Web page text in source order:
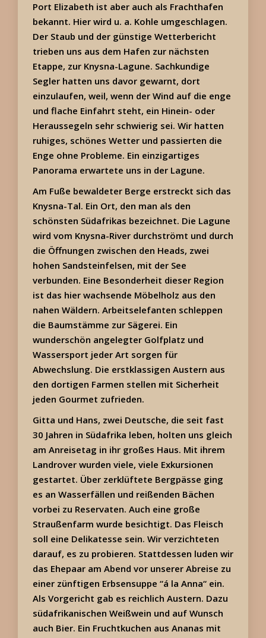
Port Elizabeth ist aber auch als Frachthafen
bekannt. Hier wird u. a. Kohle umgeschlagen.
Der Staub und der günstige Wetterbericht
trieben uns aus dem Hafen zur nächsten
Etappe, zur Knysna-Lagune. Sachkundige
Segler hatten uns davor gewarnt, dort
einzulaufen, weil, wenn der Wind auf die enge
und flache Einfahrt steht, ein Hinein- oder
Heraussegeln sehr schwierig sei. Wir hatten
ruhiges, schönes Wetter und passierten die
Enge ohne Probleme. Ein einzigartiges
Panorama erwartete uns in der Lagune.
Am Fuße bewaldeter Berge erstreckt sich das
Knysna-Tal. Ein Ort, den man als den
schönsten Südafrikas bezeichnet. Die Lagune
wird vom Knysna-River durchströmt und durch
die Öffnungen zwischen den Heads, zwei
hohen Sandsteinfelsen, mit der See
verbunden. Eine Besonderheit dieser Region
ist das hier wachsende Möbelholz aus den
nahen Wäldern. Arbeitselefanten schleppen
die Baumstämme zur Sägerei. Ein
wunderschön angelegter Golfplatz und
Wassersport jeder Art sorgen für
Abwechslung. Die erstklassigen Austern aus
den dortigen Farmen stellen mit Sicherheit
jeden Gourmet zufrieden.
Gitta und Hans, zwei Deutsche, die seit fast
30 Jahren in Südafrika leben, holten uns gleich
am Anreisetag in ihr großes Haus. Mit ihrem
Landrover wurden viele, viele Exkursionen
gestartet. Über zerklüftete Bergpässe ging
es an Wasserfällen und reißenden Bächen
vorbei zu Reservaten. Auch eine große
Straußenfarm wurde besichtigt. Das Fleisch
soll eine Delikatesse sein. Wir verzichteten
darauf, es zu probieren. Stattdessen luden wir
das Ehepaar am Abend vor unserer Abreise zu
einer zünftigen Erbsensuppe “á la Anna“ ein.
Als Vorgericht gab es reichlich Austern. Dazu
südafrikanischen Weißwein und auf Wunsch
auch Bier. Ein Fruchtkuchen aus Ananas mit